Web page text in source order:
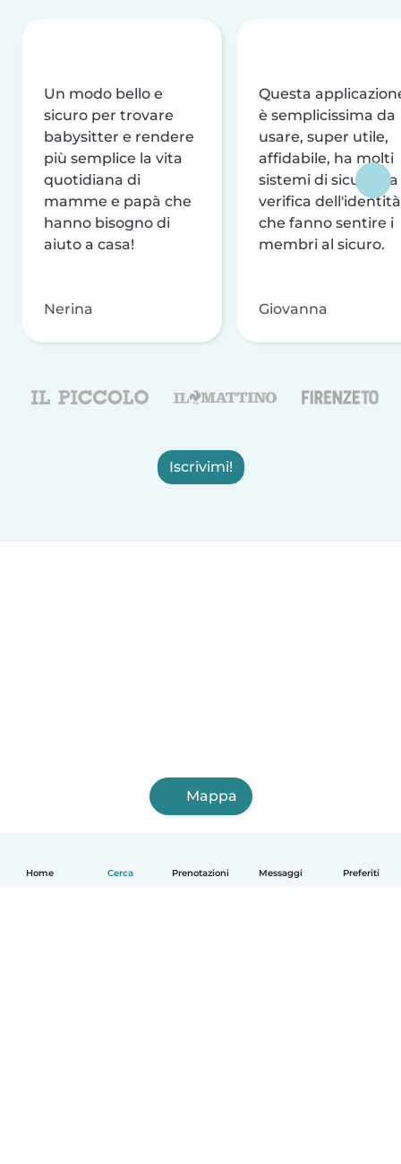
Home Cerca Prenotazioni Messaggi Preferiti
Un modo bello e
sicuro per trovare
babysitter e rendere
più semplice la vita
quotidiana di
mamme e papà che
hanno bisogno di
aiuto a casa!
Nerina
Questa
è semplicissima da
usare, super utile,
affidabile, ha molti
sistemi di sicurezza
verifica dell'identità
che fanno sentire i
membri al sicuro.
Giovanna
Iscrivimi!
Mappa